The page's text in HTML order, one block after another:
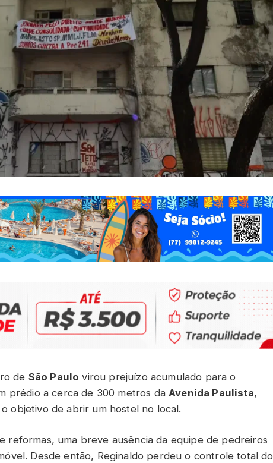
de São Paulo virou prejuízo acumulado para o
prédio a cerca de 300 metros da Avenida Paulista,
objetivo de abrir um hostel no local.
reformas, uma breve ausência da equipe de pedreiros
Desde então, Reginaldo perdeu o controle total do